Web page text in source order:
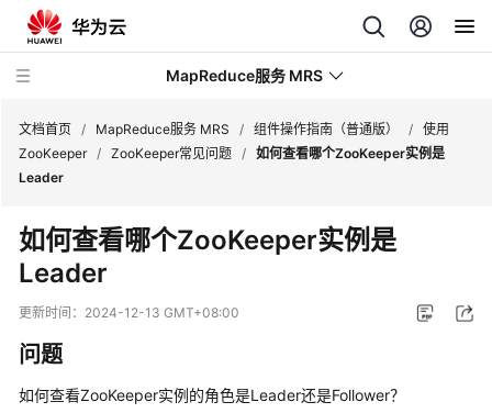
MapReduce服务 MRS
新
动
态
服
务
公
告
文档首页 / MapReduce服务 MRS / 组件操作指南（普通版） / 使用
ZooKeeper / ZooKeeper常见问题 / 如何查看哪个ZooKeeper实例是
Leader
如何查看哪个ZooKeeper实例是
Leader
更新时间： 2024-12-13 GMT+08:00
问题
如何查看ZooKeeper实例的角色是Leader还是Follower？